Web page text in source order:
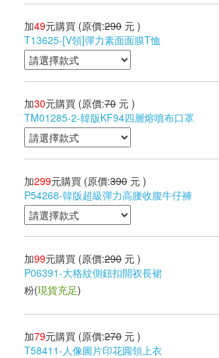
加49元購買 (原價:290 元 )
T13625-[V領]彈力素面面膜T恤
加30元購買 (原價:70 元 )
TM01285-2-韓版KF94四層熔噴布口罩
加299元購買 (原價:390 元 )
P54268-韓版超級彈力高腰收腹牛仔褲
加99元購買 (原價:290 元 )
P06391-大格紋側鈕扣開衩長裙
粉(現貨充足)
加79元購買 (原價:270 元 )
T58411-人像圖片印花圓領上衣